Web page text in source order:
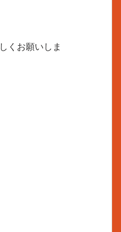
くお願いしま